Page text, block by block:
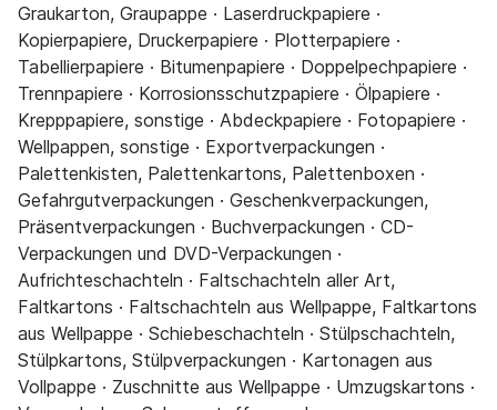
Graukarton, Graupappe · Laserdruckpapiere ·
Kopierpapiere, Druckerpapiere · Plotterpapiere ·
Tabellierpapiere · Bitumenpapiere · Doppelpechpapiere ·
Trennpapiere · Korrosionsschutzpapiere · Ölpapiere ·
Krepppapiere, sonstige · Abdeckpapiere · Fotopapiere ·
Wellpappen, sonstige · Exportverpackungen ·
Palettenkisten, Palettenkartons, Palettenboxen ·
Gefahrgutverpackungen · Geschenkverpackungen,
Präsentverpackungen · Buchverpackungen · CD-
Verpackungen und DVD-Verpackungen ·
Aufrichteschachteln · Faltschachteln aller Art,
Faltkartons · Faltschachteln aus Wellpappe, Faltkartons
aus Wellpappe · Schiebeschachteln · Stülpschachteln,
Stülpkartons, Stülpverpackungen · Kartonagen aus
Vollpappe · Zuschnitte aus Wellpappe · Umzugskartons ·